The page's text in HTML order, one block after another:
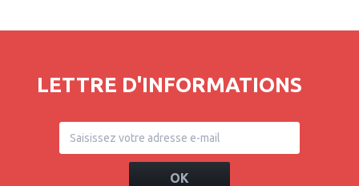
LETTRE D'INFORMATIONS
OK